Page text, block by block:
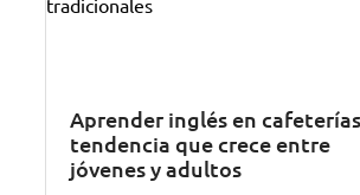
Aprender inglés en
tendencia que crece entre
jóvenes y adultos